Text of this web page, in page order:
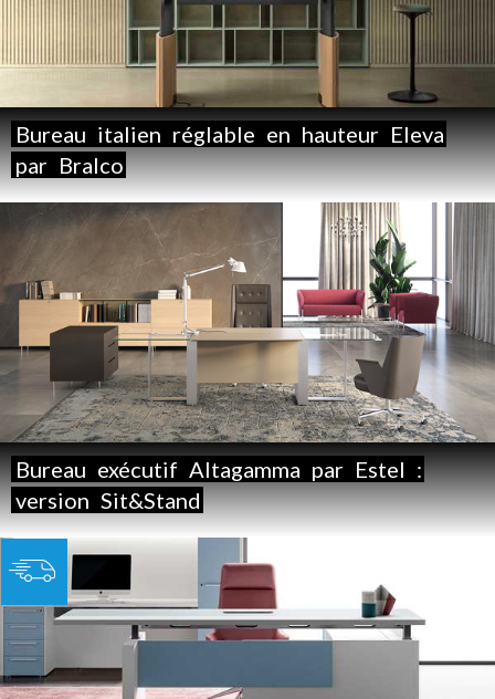
Bureau italien réglable en hauteur Eleva
par Bralco
Bureau exécutif Altagamma par Estel :
version Sit&Stand